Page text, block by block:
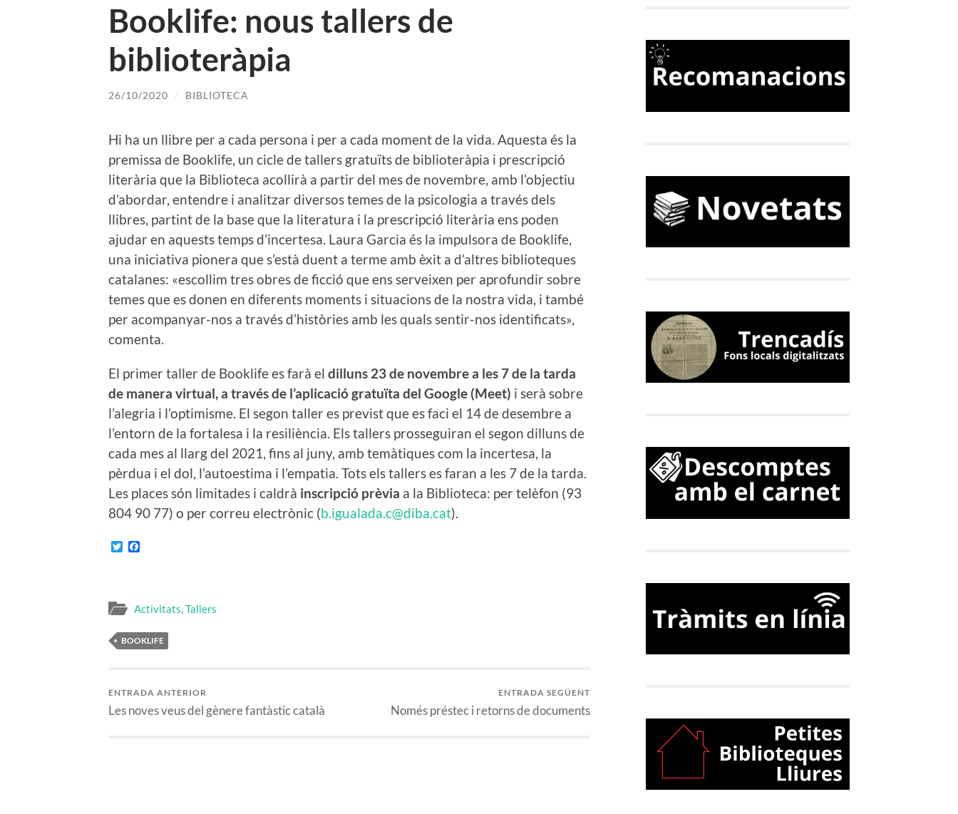
Booklife: nous tallers de
biblioteràpia
26/10/2020 / BIBLIOTECA
Hi ha un llibre per a cada persona i per a cada moment de la vida. Aquesta és la
premissa de Booklife, un cicle de tallers gratuïts de biblioteràpia i prescripció
literària que la Biblioteca acollirà a partir del mes de novembre, amb l’objectiu
d’abordar, entendre i analitzar diversos temes de la psicologia a través dels
llibres, partint de la base que la literatura i la prescripció literària ens poden
ajudar en aquests temps d’incertesa. Laura Garcia és la impulsora de Booklife,
una iniciativa pionera que s’està duent a terme amb èxit a d’altres biblioteques
catalanes: «escollim tres obres de ficció que ens serveixen per aprofundir sobre
temes que es donen en diferents moments i situacions de la nostra vida, i també
per acompanyar-nos a través d’històries amb les quals sentir-nos identificats»,
comenta.
El primer taller de Booklife es farà el dilluns 23 de novembre a les 7 de la tarda
de manera virtual, a través de l’aplicació gratuïta del Google (Meet) i serà sobre
l’alegria i l’optimisme. El segon taller es previst que es faci el 14 de desembre a
l’entorn de la fortalesa i la resiliència. Els tallers prosseguiran el segon dilluns de
cada mes al llarg del 2021, fins al juny, amb temàtiques com la incertesa, la
pèrdua i el dol, l’autoestima i l’empatia. Tots els tallers es faran a les 7 de la tarda.
Les places són limitades i caldrà inscripció prèvia a la Biblioteca: per telèfon (93
804 90 77) o per correu electrònic (b.igualada.c@diba.cat).
Twitter
Activitats,Tallers
BOOKLIFE
ENTRADA ANTERIOR
Les noves veus del gènere fantàstic català
ENTRADA SEGÜENT
Només préstec i retorns de documents